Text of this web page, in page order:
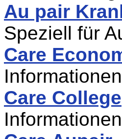
Au pair
Speziell für
Care
Care College